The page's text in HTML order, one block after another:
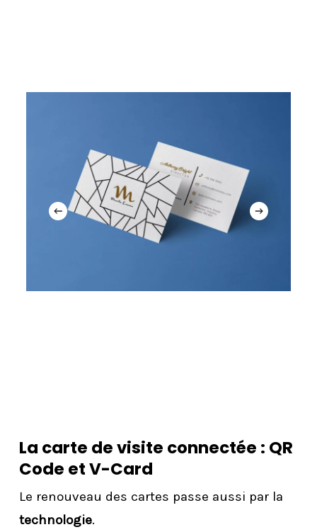
La carte de visite connectée : QR
Code et V-Card
Le renouveau des cartes passe aussi par la
technologie.